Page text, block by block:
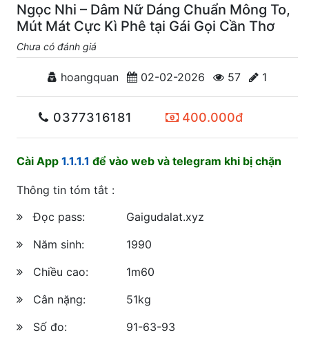
Ngọc Nhi – Dâm Nữ Dáng Chuẩn Mông To,
Mút Mát Cực Kì Phê tại Gái Gọi Cần Thơ
Chưa có đánh giá
hoangquan 02-02-2026 57 1
0377316181 400.000đ
Cài App 1.1.1.1 để vào web và telegram khi bị chặn
Thông tin tóm tắt :
Đọc pass:
Gaigudalat.xyz
Năm sinh:
1990
Chiều cao:
1m60
Cân nặng:
51kg
Số đo:
91-63-93